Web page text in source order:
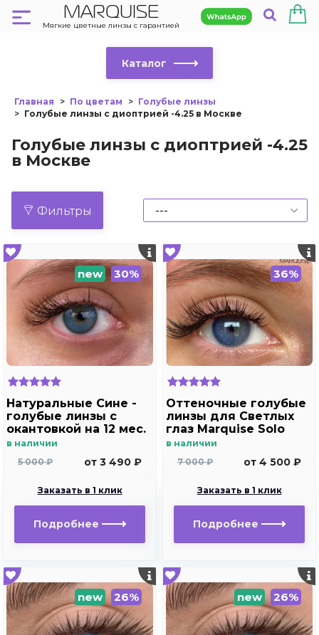
MARQUISE
Мягкие цветные линзы с гарантией
Каталог
Главная По цветам
Голубые линзы
Голубые линзы с диоптрией -4.25 в Москве
Голубые линзы с диоптрией -4.25
в Москве
Фильтры
new 30%
Натуральные Сине -
голубые линзы c
окантовкой на 12 мес.
Marquise essvase Blue
в наличии
5 000 ₽
от 3 490 ₽
Заказать в 1 клик
Подробнее
36%
Оттеночные голубые
линзы для Светлых
глаз Marquise Solo
blue для
близорукости
в наличии
7 000 ₽
от 4 500 ₽
Заказать в 1 клик
Подробнее
new 26% new 26%